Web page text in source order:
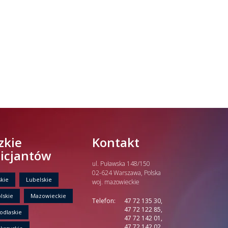
Lubelskie
Mazowieckie
Kontakt
ul. Puławska 148/150
02-624 Warszawa, Polska
woj. mazowieckie
Telefon:
47 72 135 30,
47 72 122 85,
47 72 142 01,